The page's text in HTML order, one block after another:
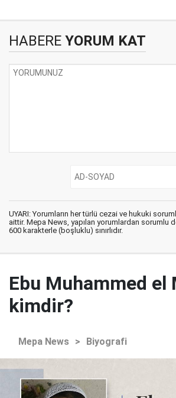
HABERE YORUM KAT
UYARI: Yorumların her türlü cezai ve hukuki
aittir. Mepa News, yapılan yorumlardan sorumlu
600 karakterle (boşluklu) sınırlıdır.
Ebu Muhammed el
kimdir?
Mepa News > Biyografi